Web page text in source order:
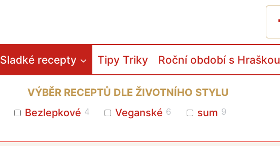
Sladké recepty Tipy Triky Roční období s Hraškou
VÝBĚR RECEPTŮ DLE ŽIVOTNÍHO STYLU
Bezlepkové 4 Veganské 6 sum 9